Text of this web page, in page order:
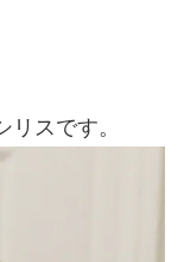
スです。